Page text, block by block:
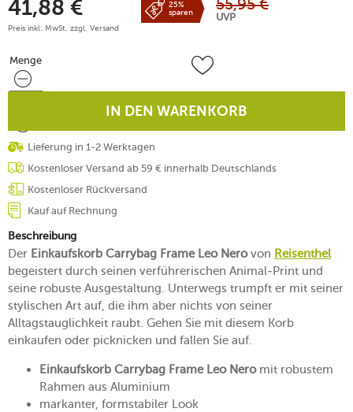
41,88 €
Preis inkl. MwSt. zzgl. Versand
25%
sparen
UVP
Menge
Menge
IN DEN WARENKORB
Lieferung in 1-2 Werktagen
Kostenloser Versand ab 59 € innerhalb Deutschlands
Kostenloser Rückversand
Kauf auf Rechnung
Beschreibung
Der Einkaufskorb Carrybag Frame Leo Nerovon Reisenthel
begeistert durch seinen verführerischen Animal-Print und
seine robuste Ausgestaltung. Unterwegs trumpft er mit seiner
stylischen Art auf, die ihm aber nichts von seiner
Alltagstauglichkeit raubt. Gehen Sie mit diesem Korb
einkaufen oder picknicken und fallen Sie auf.
Einkaufskorb Carrybag Frame Leo Neromit robustem
Rahmen aus Aluminium
markanter, formstabiler Look